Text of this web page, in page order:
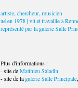
artiste, chercheur, musicien
né en 1978 | vit et travaille à
représenté par la galerie Salle
Plus d'informations :
- site deMatthieu Saladin
- site de la galerie Salle Principale